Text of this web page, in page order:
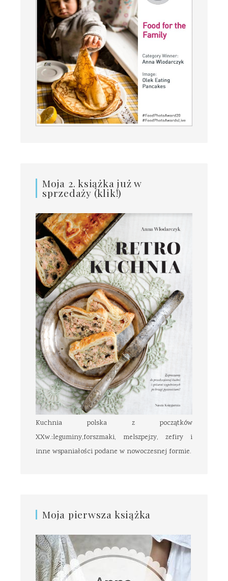
Moja 2. książka już w
sprzedaży (klik!)
Kuchnia polska z początków
XXw.:leguminy,forszmaki, melszpejzy, zefiry i
inne wspaniałości podane w nowoczesnej formie.
Moja pierwsza książka